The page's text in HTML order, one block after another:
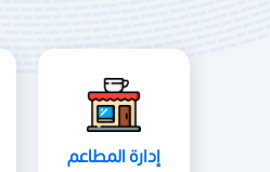
إدارة المطاعم